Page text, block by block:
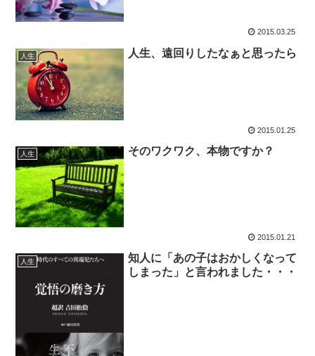
2015.03.25
人生 人生、遠回りしたなぁと思ったら
2015.01.25
人生 そのワクワク、本物ですか？
2015.01.21
人生
知人に「あの子はおかしくなって
しまった」と言われました・・・